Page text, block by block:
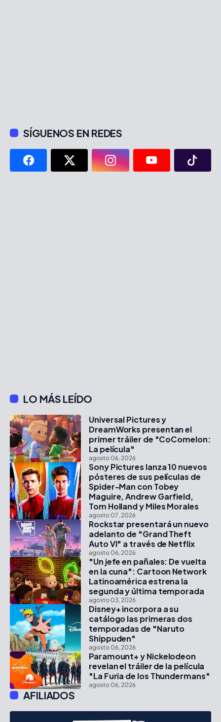
SÍGUENOS EN REDES
LO MÁS LEÍDO
Universal Pictures y
DreamWorks presentan el
primer tráiler de "CoComelon:
La película"
agosto 06, 2026
Sony Pictures lanza 10 nuevos
pósteres de sus películas de
Spider-Man con Tobey
Maguire, Andrew Garfield,
Tom Holland y Miles Morales
agosto 07, 2026
Rockstar presentará un nuevo
adelanto de "Grand Theft
Auto VI" a través de Netflix
agosto 06, 2026
"Un jefe en pañales: De vuelta
en la cuna": Cartoon Network
Latinoamérica estrena la
segunda y última temporada
agosto 03, 2026
Disney+ incorpora a su
catálogo las primeras dos
temporadas de "Naruto
Shippuden"
agosto 06, 2026
Paramount+ y Nickelodeon
revelan el tráiler de la película
"La Furia de los Thundermans"
agosto 06, 2026
AFILIADOS